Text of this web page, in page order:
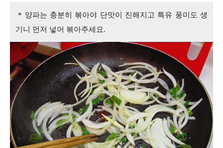
* 양파는 충분히 볶아야 단맛이 진해지고 특유 풍미도 생
기니 먼저 넣어 볶아주세요.